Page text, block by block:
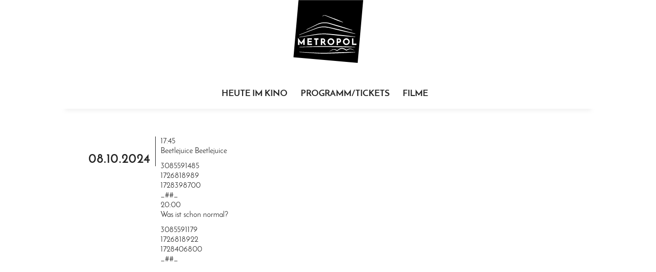
HEUTE IM KINO PROGRAMM/TICKETS FILME
08.10.2024
17:45
Beetlejuice Beetlejuice
3085591485
1726818989
1728398700
_##_
20:00
Was ist schon normal?
3085591179
1726818922
1728406800
_##_